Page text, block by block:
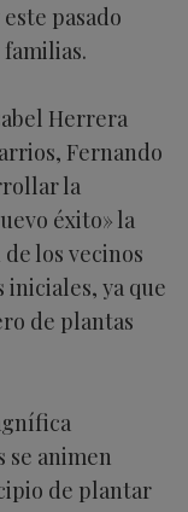
pasado
Herrera
Fernando
la
éxito» la
los vecinos
iniciales, ya que
de plantas
se animen
de plantar